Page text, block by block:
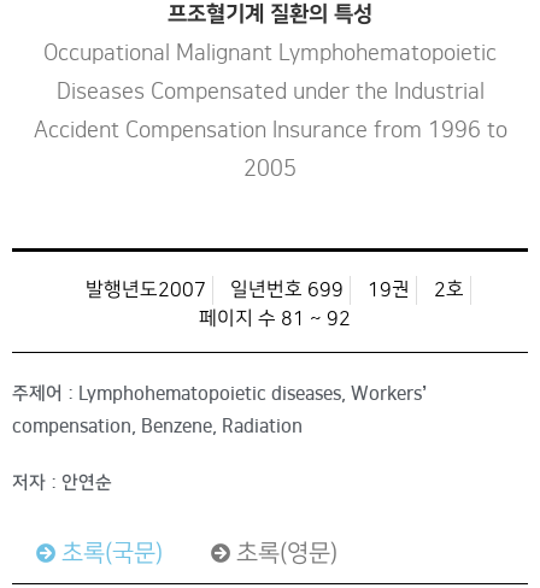
프조혈기계 질환의 특성
Occupational Malignant Lymphohematopoietic
Diseases Compensated under the Industrial
Accident Compensation Insurance from 1996 to
2005
발행년도2007 일년번호 699 19권
2호
페이지 수 81 ~ 92
주제어 : Lymphohematopoietic diseases, Workers’
compensation, Benzene, Radiation
저자 : 안연순
초록(국문) 초록(영문)